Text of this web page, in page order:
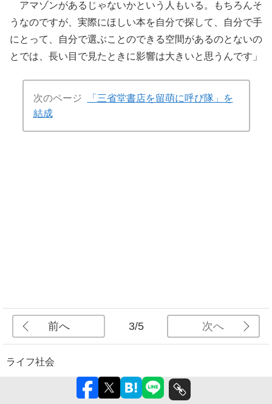
アマゾンがあるじゃないかという人もいる。もちろんそ
うなのですが、実際にほしい本を自分で探して、自分で手
にとって、自分で選ぶことのできる空間があるのとないの
とでは、長い目で見たときに影響は大きいと思うんです」
次のページ
「三省堂書店を留萌に呼び隊」を
結成
前へ 3/5 次へ
ライフ社会